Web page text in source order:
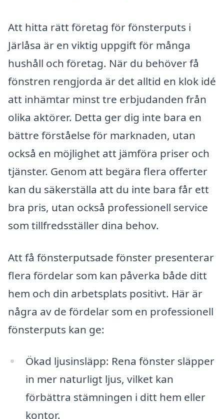
Att hitta rätt företag för fönsterputs i
Järlåsa är en viktig uppgift för många
hushåll och företag. När du behöver få
fönstren rengjorda är det alltid en klok idé
att inhämtar minst tre erbjudanden från
olika aktörer. Detta ger dig inte bara en
bättre förståelse för marknaden, utan
också en möjlighet att jämföra priser och
tjänster. Genom att begära flera offerter
kan du säkerställa att du inte bara får ett
bra pris, utan också professionell service
som tillfredsställer dina behov.
Att få fönsterputsade fönster presenterar
flera fördelar som kan påverka både ditt
hem och din arbetsplats positivt. Här är
några av de fördelar som en professionell
fönsterputs kan ge:
Ökad ljusinsläpp: Rena fönster släpper
in mer naturligt ljus, vilket kan
förbättra stämningen i ditt hem eller
kontor.